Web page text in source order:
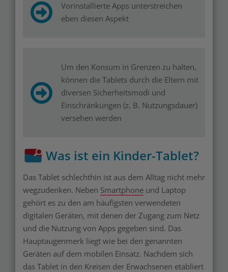
Vorinstallierte Apps unterstreichen
eben diesen Aspekt
Um den Konsum in Grenzen zu halten,
können die Tablets durch die Eltern mit
diversen Sicherheitsmodi und
Einschränkungen (z. B. Nutzungsdauer)
versehen werden
Was ist ein Kinder-Tablet?
Das Tablet schlechthin ist aus dem Alltag nicht mehr
wegzudenken. Neben Smartphone und Laptop
gehört es zu den am häufigsten verwendeten
digitalen Geräten, mit denen der Zugang zum Netz
und die Nutzung von Apps gegeben sind. Das
Hauptaugenmerk liegt wie bei den genannten
Geräten auf dem mobilen Einsatz. Nachdem sich
das Tablet in den Kreisen der Erwachsenen etabliert